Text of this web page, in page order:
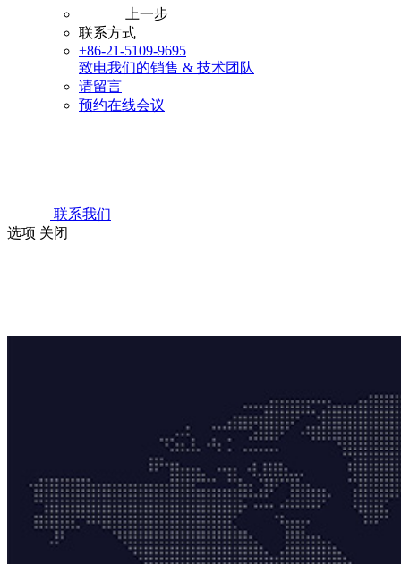
上一步
联系方式
+86-21-5109-9695
致电我们的销售 & 技术团队
请留言
预约在线会议
联系我们
选项 关闭